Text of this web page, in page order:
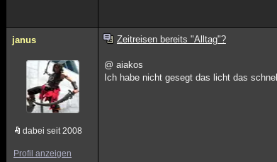
janus
dabei seit 2008
Profil anzeigen
Zeitreisen bereits "Alltag"?
@ aiakos
Ich habe nicht gesegt das licht das